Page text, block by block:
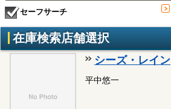
セーフサーチ
在庫検索店舗選択
シーズ・レイン
平中悠一